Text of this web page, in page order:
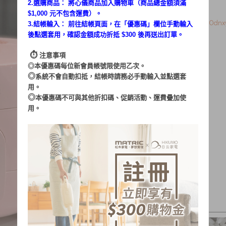
素人體驗：金氏日常
文章出處：https://reurl.cc/
2.選購商品： 將心儀商品加入購物車（商品總金額須滿
$1,000 元不包含運費）。
3.結帳輸入： 前往結帳頁面，在「 優惠碼 」欄位手動輸入
後點選套用，確認金額成功折抵 $300 後再送出訂單。
⏱︎ 注意事項
◎本優惠碼每位新會員帳號限使用乙次。
◎系統不會自動扣抵，結帳時請務必手動輸入並點選套
用。
◎本優惠碼不可與其他折扣碼、促銷活動、運費疊加使
用。